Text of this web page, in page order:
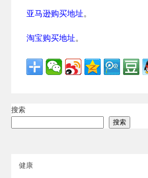
亚马逊购买地址。
淘宝购买地址。
搜索
搜索
健康